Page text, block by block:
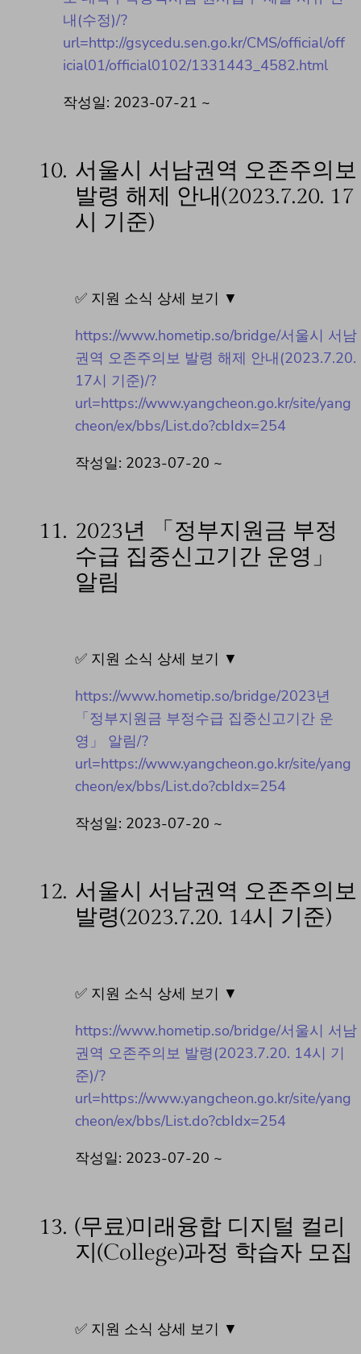
내(수정)/?
url=http://gsycedu.sen.go.kr/CMS/official/off
icial01/official0102/1331443_4582.html
작성일: 2023-07-21 ~
10. 서울시 서남권역 오존주의보
발령 해제 안내(2023.7.20. 17
시 기준)
✅ 지원 소식 상세 보기 ▼
https://www.hometip.so/bridge/서울시 서남
권역 오존주의보 발령 해제 안내(2023.7.20.
17시 기준)/?
url=https://www.yangcheon.go.kr/site/yang
cheon/ex/bbs/List.do?cbIdx=254
작성일: 2023-07-20 ~
11. 2023년 「정부지원금 부정
수급 집중신고기간 운영」
알림
✅ 지원 소식 상세 보기 ▼
https://www.hometip.so/bridge/2023년
「정부지원금 부정수급 집중신고기간 운
영」 알림/?
url=https://www.yangcheon.go.kr/site/yang
cheon/ex/bbs/List.do?cbIdx=254
작성일: 2023-07-20 ~
12. 서울시 서남권역 오존주의보
발령(2023.7.20. 14시 기준)
✅ 지원 소식 상세 보기 ▼
https://www.hometip.so/bridge/서울시 서남
권역 오존주의보 발령(2023.7.20. 14시 기
준)/?
url=https://www.yangcheon.go.kr/site/yang
cheon/ex/bbs/List.do?cbIdx=254
작성일: 2023-07-20 ~
13. (무료)미래융합 디지털 컬리
지(College)과정 학습자 모집
✅ 지원 소식 상세 보기 ▼